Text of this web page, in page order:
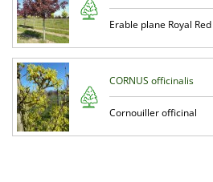
Erable plane Royal Red
CORNUS officinalis
Cornouiller officinal